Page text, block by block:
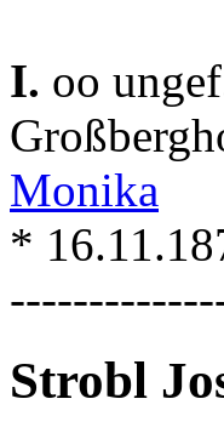
I. oo
Monika
*
Strobl